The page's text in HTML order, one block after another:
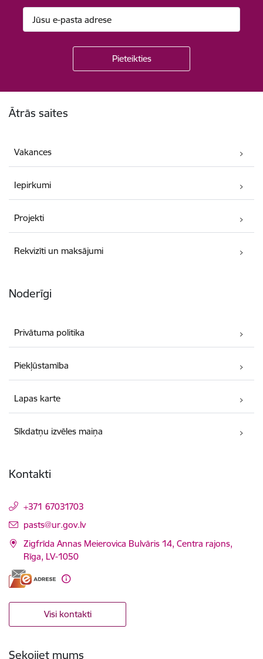
Ātrās saites
Vakances
Iepirkumi
Projekti
Rekvizīti un maksājumi
Noderīgi
Privātuma politika
Piekļūstamība
Lapas karte
Sīkdatņu izvēles maiņa
Kontakti
+371 67031703
E-pasts:
pasts@ur.gov.lv
Zigfrīda Annas Meierovica Bulvāris 14, Centra rajons,
Rīga, LV-1050
Visi kontakti
Sekojiet mums